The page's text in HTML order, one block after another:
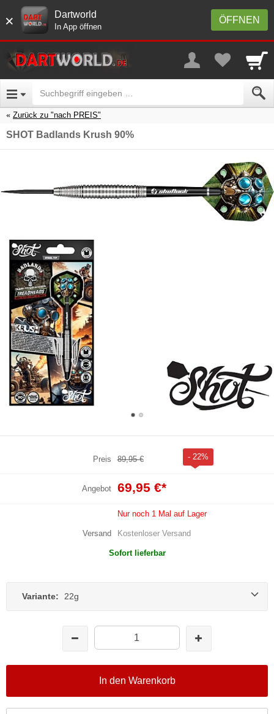
× ÖFFNEN
Dartworld
In App öffnen
Zurück zu "nach PREIS"
SHOT Badlands Krush 90%
Preis 89,95 € - 22%
Angebot 69,95 €*
Nur noch 1 Mal auf Lager
Versand Kostenloser Versand
Sofort lieferbar
Variante: 22g
In den Warenkorb